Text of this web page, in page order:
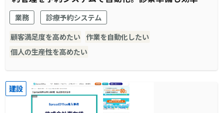
され窓口受付業務全体がスムーズに。
業務
診療予約システム
顧客満足度を高めたい 作業を自動化したい
個人の生産性を高めたい
建設